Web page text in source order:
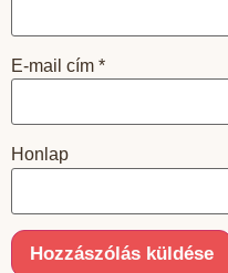
E-mail cím *
Honlap